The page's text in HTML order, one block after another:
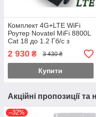
Комплект 4G+LTE WiFi
Роутер Novatel MiFi 8800L
Cat 18 до 1.2 Гб/с з
антеною MIMO 2×12dbi
Укр+Pro
2 930 ₴ 3 430 ₴
Купити
Акційні пропозиції та
–32%